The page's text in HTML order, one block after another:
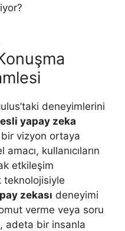
deneyimlerini
yapay zeka
bir vizyon ortaya
kullanıcıların
etkileşim
teknolojisiyle
zekası deneyimi
verme veya soru
adeta bir insanla